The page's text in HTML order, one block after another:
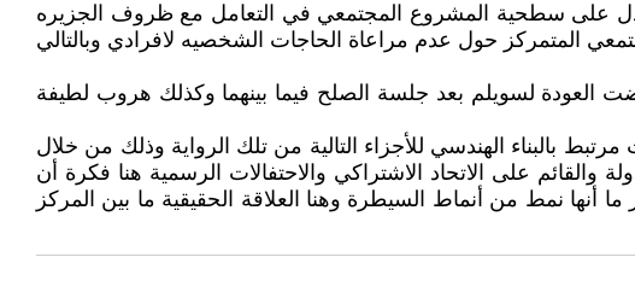
يدل على سطحية المشروع المجتمعي في التعامل مع ظروف الجزيره
المتمركز حول عدم مراعاة الحاجات الشخصيه لافرادي وبالتالي
العودة لسويلم بعد جلسة الصلح فيما بينهما وكذلك هروب لطيفة
بالبناء الهندسي للأجزاء التالية من تلك الرواية وذلك من خلال
على الاتحاد الاشتراكي والاحتفالات الرسمية هنا فكرة أن
نمط من أنماط السيطرة وهنا العلاقة الحقيقية ما بين المركز